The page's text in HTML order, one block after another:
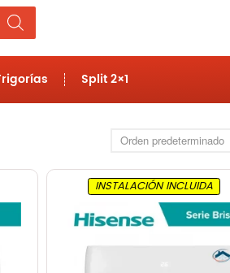
Hasta 6000
Split 1×1
MultiSplit 2×1
Blog
Nosotros
Split 2×1
INSTALACIÓN INCLUIDA